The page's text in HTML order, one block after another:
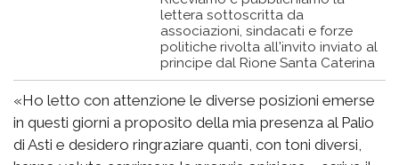
lettera sottoscritta da
associazioni, sindacati e forze
politiche rivolta all'invito inviato al
principe dal Rione Santa Caterina
«Ho letto con attenzione le diverse posizioni emerse
in questi giorni a proposito della mia presenza al Palio
di Asti e desidero ringraziare quanti, con toni diversi,